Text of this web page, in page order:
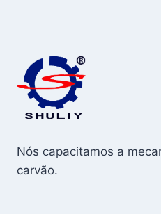
Nós capacitamos a
carvão.